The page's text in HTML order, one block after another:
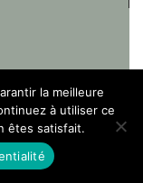
la meilleure
à utiliser ce
êtes satisfait.